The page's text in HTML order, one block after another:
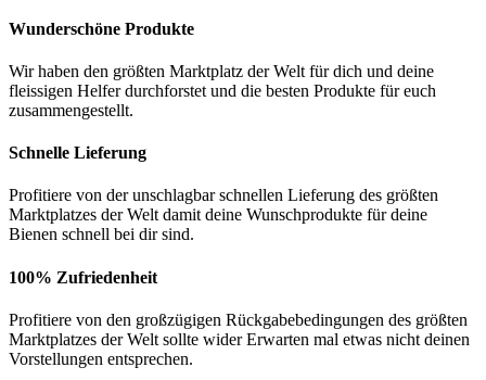
Wunderschöne Produkte
Wir haben den größten Marktplatz der Welt für dich und deine
fleissigen Helfer durchforstet und die besten Produkte für euch
zusammengestellt.
Schnelle Lieferung
Profitiere von der unschlagbar schnellen Lieferung des größten
Marktplatzes der Welt damit deine Wunschprodukte für deine
Bienen schnell bei dir sind.
100% Zufriedenheit
Profitiere von den großzügigen Rückgabebedingungen des größten
Marktplatzes der Welt sollte wider Erwarten mal etwas nicht deinen
Vorstellungen entsprechen.